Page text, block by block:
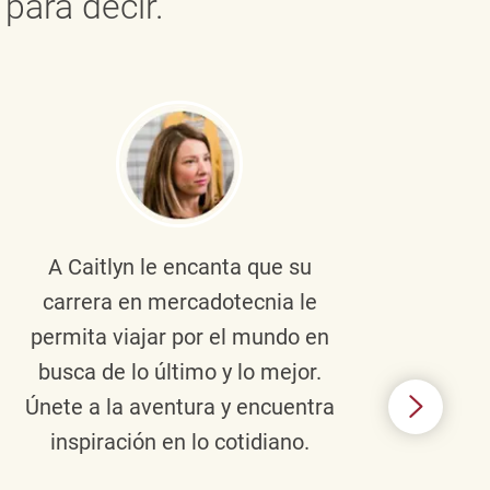
A Caitlyn le encanta que su
carrera en mercadotecnia le
permita viajar por el mundo en
busca de lo último y lo mejor.
Únete a la aventura y encuentra
inspiración en lo cotidiano.